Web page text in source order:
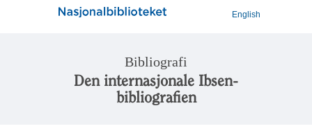
English
Bibliografi
Den internasjonale Ibsen-
bibliografien